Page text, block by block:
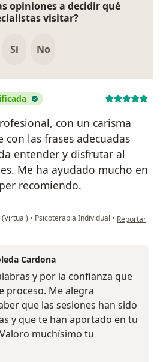
opiniones a decidir qué
visitar?
Si No
con un carisma
con las frases adecuadas
entender y disfrutar al
Me ha ayudado mucho en
recomiendo.
• Psicoterapia Individual • en opinión
Reportar
Cardona
y por la confianza que
proceso. Me alegra
que las sesiones han sido
y que te han aportado en tu
muchísimo tu